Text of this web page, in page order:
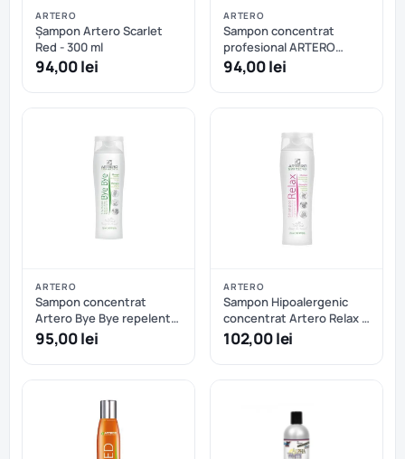
ARTERO
Șampon Artero Scarlet
Red - 300 ml
94,00 lei
ARTERO
Sampon concentrat
profesional ARTERO
4Cats pentru pisici cu par
lung - 250 ml
94,00 lei
ARTERO
Sampon concentrat
Artero Bye Bye repelent
si antiparazitant pentru
caini - 250 ml
95,00 lei
ARTERO
Sampon Hipoalergenic
concentrat Artero Relax -
250 ml
102,00 lei